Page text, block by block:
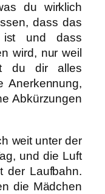
du wirklich
dass das
ist und dass
wird, nur weil
du dir alles
Anerkennung,
Abkürzungen
weit unter der
und die Luft
der Laufbahn.
die Mädchen